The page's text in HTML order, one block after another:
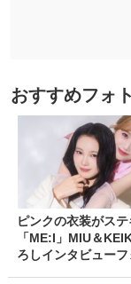
おすすめフォト
ピンクの衣装がステ
「ME:I」MIU＆
ろしインタビューフ